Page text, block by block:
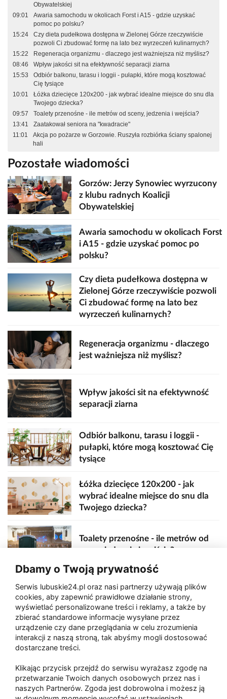
Obywatelskiej
09:01
Awaria samochodu w okolicach Forst i A15 - gdzie uzyskać
pomoc po polsku?
15:24
Czy dieta pudełkowa dostępna w Zielonej Górze rzeczywiście
pozwoli Ci zbudować formę na lato bez wyrzeczeń kulinarnych?
15:22
Regeneracja organizmu - dlaczego jest ważniejsza niż myślisz?
08:46
Wpływ jakości sit na efektywność separacji ziarna
15:53
Odbiór balkonu, tarasu i loggii - pułapki, które mogą kosztować
Cię tysiące
10:01
Łóżka dziecięce 120x200 - jak wybrać idealne miejsce do snu dla
Twojego dziecka?
09:57
Toalety przenośne - ile metrów od sceny, jedzenia i wejścia?
13:41
Zaatakował seniora na "kwadracie"
11:01
Akcja po pożarze w Gorzowie. Ruszyła rozbiórka ściany spalonej
hali
Pozostałe wiadomości
Gorzów: Jerzy Synowiec wyrzucony
z klubu radnych Koalicji
Obywatelskiej
Awaria samochodu w okolicach Forst
i A15 - gdzie uzyskać pomoc po
polsku?
Czy dieta pudełkowa dostępna w
Zielonej Górze rzeczywiście pozwoli
Ci zbudować formę na lato bez
wyrzeczeń kulinarnych?
Regeneracja organizmu - dlaczego
jest ważniejsza niż myślisz?
Wpływ jakości sit na efektywność
separacji ziarna
Odbiór balkonu, tarasu i loggii -
pułapki, które mogą kosztować Cię
tysiące
Łóżka dziecięce 120x200 - jak
wybrać idealne miejsce do snu dla
Twojego dziecka?
Toalety przenośne - ile metrów od
sceny, jedzenia i wejścia?
Zaatakował seniora na "kwadracie"
Akcja po pożarze w Gorzowie.
Ruszyła rozbiórka ściany spalonej
Paliwa
Dbamy o Twoją prywatność
Serwis lubuskie24.pl oraz nasi partnerzy używają plików
cookies, aby zapewnić prawidłowe działanie strony,
wyświetlać personalizowane treści i reklamy, a także by
zbierać standardowe informacje wysyłane przez
urządzenie czy dane przeglądania w celu zrozumienia
interakcji z naszą stroną, tak abyśmy mogli dostosować
dostarczane treści.
Klikając przycisk przejdź do serwisu wyrażasz zgodę na
przetwarzanie Twoich danych osobowych przez nas i
naszych Partnerów. Zgoda jest dobrowolna i możesz ją